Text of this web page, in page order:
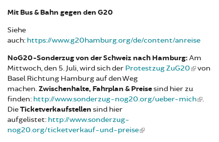
Mit Bus & Bahn gegen den G20
Siehe
auch: https://www.g20hamburg.org/de/content/anreise
NoG20-Sonderzug von der Schweiz nach Hamburg: Am
Mittwoch, den 5. Juli, wird sich der Protestzug ZuG20
von
Basel Richtung Hamburg auf den Weg
machen.Zwischenhalte, Fahrplan & Preisesind hier zu
finden: http://www.sonderzug-nog20.org/ueber-mich
.
DieTicketverkaufstellen sind hier
aufgelistet: http://www.sonderzug-
nog20.org/ticketverkauf-und-preise